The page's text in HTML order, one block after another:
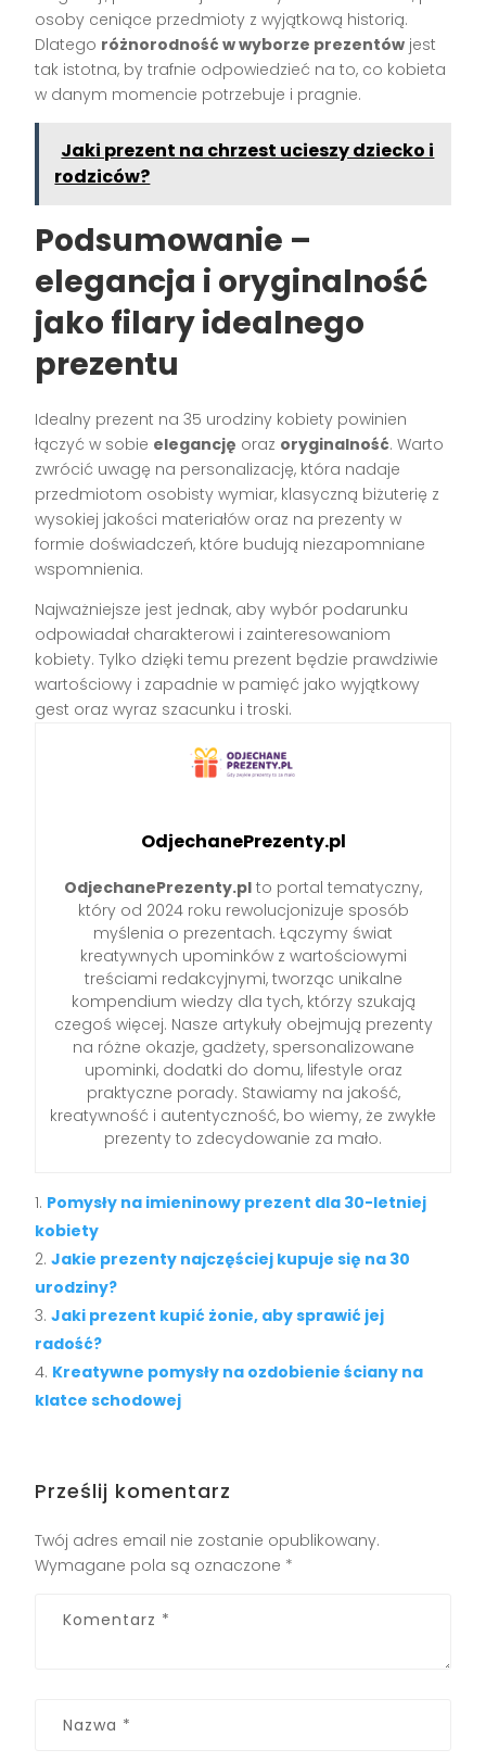
osoby ceniące przedmioty z wyjątkową historią.
Dlatego różnorodność w wyborze prezentów jest
tak istotna, by trafnie odpowiedzieć na to, co kobieta
w danym momencie potrzebuje i pragnie.
Jaki prezent na chrzest ucieszy dziecko i
rodziców?
Podsumowanie –
elegancja i oryginalność
jako filary idealnego
prezentu
Idealny prezent na 35 urodziny kobiety powinien
łączyć w sobie elegancję oraz oryginalność. Warto
zwrócić uwagę na personalizację, która nadaje
przedmiotom osobisty wymiar, klasyczną biżuterię z
wysokiej jakości materiałów oraz na prezenty w
formie doświadczeń, które budują niezapomniane
wspomnienia.
Najważniejsze jest jednak, aby wybór podarunku
odpowiadał charakterowi i zainteresowaniom
kobiety. Tylko dzięki temu prezent będzie prawdziwie
wartościowy i zapadnie w pamięć jako wyjątkowy
gest oraz wyraz szacunku i troski.
OdjechanePrezenty.pl
OdjechanePrezenty.pl to portal tematyczny,
który od 2024 roku rewolucjonizuje sposób
myślenia o prezentach. Łączymy świat
kreatywnych upominków z wartościowymi
treściami redakcyjnymi, tworząc unikalne
kompendium wiedzy dla tych, którzy szukają
czegoś więcej. Nasze artykuły obejmują prezenty
na różne okazje, gadżety, spersonalizowane
upominki, dodatki do domu, lifestyle oraz
praktyczne porady. Stawiamy na jakość,
kreatywność i autentyczność, bo wiemy, że zwykłe
prezenty to zdecydowanie za mało.
Pomysły na imieninowy prezent dla 30-letniej
kobiety
Jakie prezenty najczęściej kupuje się na 30
urodziny?
Jaki prezent kupić żonie, aby sprawić jej
radość?
Kreatywne pomysły na ozdobienie ściany na
klatce schodowej
Prześlij komentarz
Twój adres email nie zostanie opublikowany.
Wymagane pola są oznaczone *